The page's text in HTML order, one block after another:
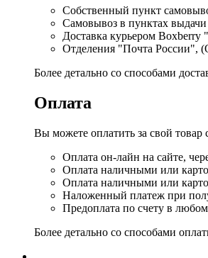
Собственный пункт
Самовывоз в пунктах
Доставка курьером
Отделения "Почта России",
Более детально со способами
Оплата
Вы можете оплатить за свой
Оплата он-лайн на сайте,
Оплата наличными или
Оплата наличными или
Наложенный платеж при
Предоплата по счету в
Более детально со способами